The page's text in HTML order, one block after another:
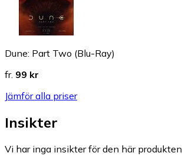
Dune: Part Two (Blu-Ray)
fr. 99 kr
Jämför alla priser
Insikter
Vi har inga insikter för den här